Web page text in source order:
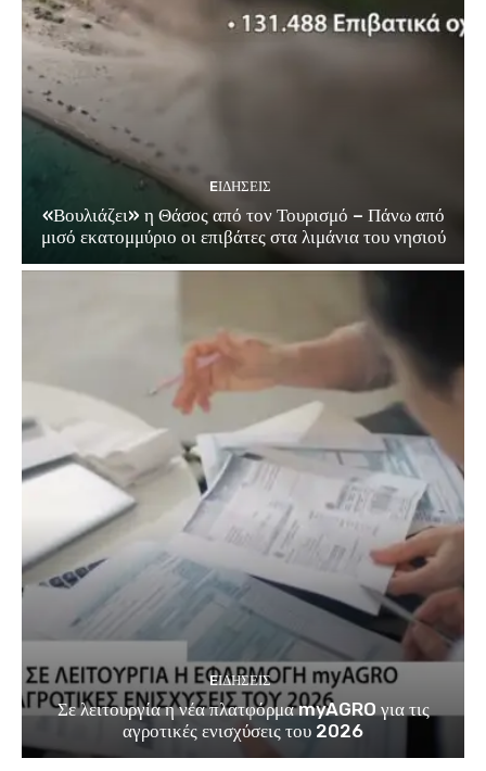
EΙΔΗΣΕΙΣ
«Βουλιάζει» η Θάσος από τον Τουρισμό – Πάνω από
μισό εκατομμύριο οι επιβάτες στα λιμάνια του νησιού
EΙΔΗΣΕΙΣ
Σε λειτουργία η νέα πλατφόρμα myAGRO για τις
αγροτικές ενισχύσεις του 2026